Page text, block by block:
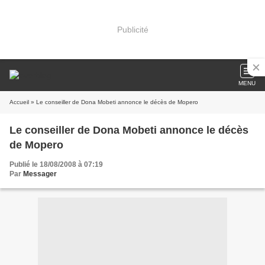
Publicité
MENU
Accueil » Le conseiller de Dona Mobeti annonce le décès de Mopero
Le conseiller de Dona Mobeti annonce le décès
de Mopero
Publié le 18/08/2008 à 07:19
Par Messager